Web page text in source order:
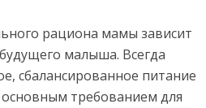
рациона мамы зависит
малыша. Всегда
сбалансированное питание
основным требованием для